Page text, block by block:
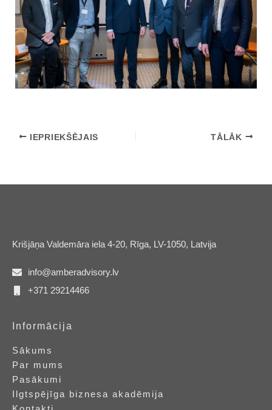
IEPRIEKŠĒJAIS TĀLĀK
Krišjāņa Valdemāra iela 4-20, Rīga, LV-1050, Latvija
info@amberadvisory.lv
+371 29214466
Informācija
Sākums
Par mums
Pasākumi
Ilgtspējīga biznesa akadēmija